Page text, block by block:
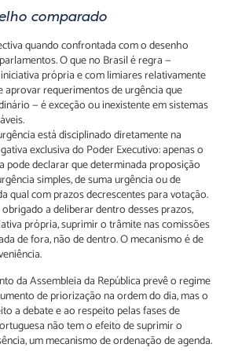
comparado
quando confrontada com o desenho
O que no Brasil é regra —
própria e com limiares relativamente
aprovar requerimentos de urgência que
— é exceção ou inexistente em sistemas
está disciplinado diretamente na
exclusiva do Poder Executivo: apenas o
pode declarar que determinada proposição
simples, de suma urgência ou de
qual com prazos decrescentes para votação.
a deliberar dentro desses prazos,
própria, suprimir o trâmite nas comissões
de fora, não de dentro. O mecanismo é de
da Assembleia da República prevê o regime
de priorização na ordem do dia, mas o
a debate e ao respeito pelas fases de
não tem o efeito de suprimir o
um mecanismo de ordenação de agenda.